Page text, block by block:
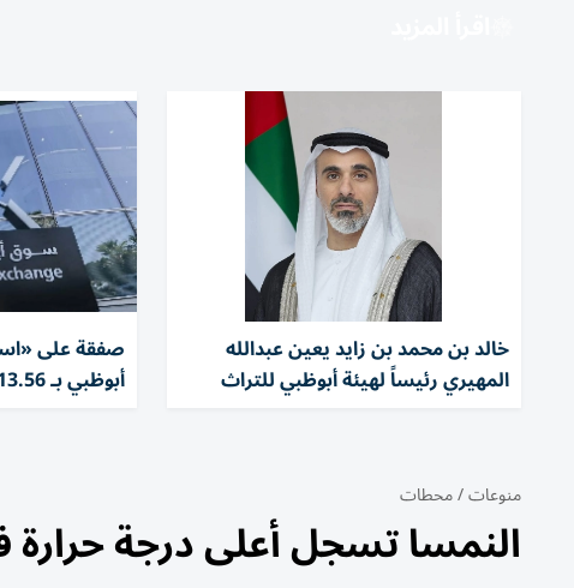
خالد بن محمد بن زايد يعين عبدالله
المهيري رئيساً لهيئة أبوظبي للتراث
صفقة على
أبوظبي بـ 13.56 مليون درهم
منوعات/محطات
النمسا تسجل أعلى درجة حرارة